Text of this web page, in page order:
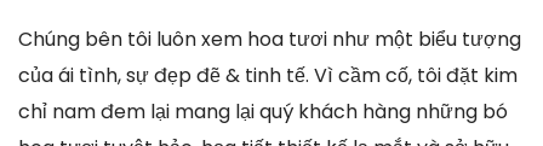
Chúng bên tôi luôn xem hoa tươi như một biểu tượng
của ái tình, sự đẹp đẽ & tinh tế. Vì cầm cố, tôi đặt kim
chỉ nam đem lại mang lại quý khách hàng những bó